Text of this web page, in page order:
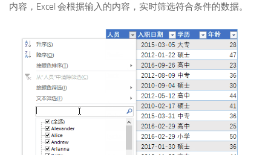
内容，Excel 会根据输入的内容，实时筛选符合条件的数据。